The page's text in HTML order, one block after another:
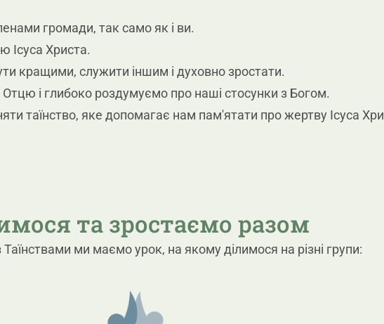
громади, так само як і ви.
Ісуса Христа.
кращими, служити іншим і духовно зростати.
і глибоко роздумуємо про наші стосунки з Богом.
таїнство, яке допомагає нам пам'ятати про жертву Ісуса
та зростаємо разом
Таїнствами ми маємо урок, на якому ділимося на різні групи: